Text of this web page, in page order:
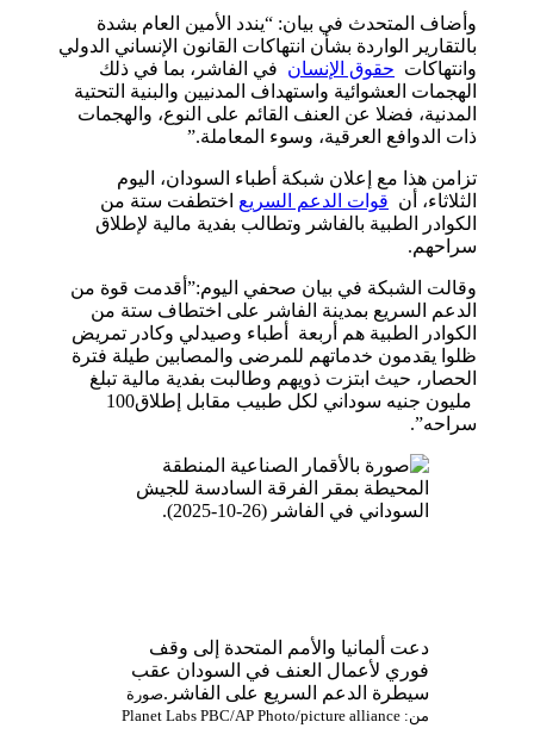
وأضاف المتحدث في بيان: “يندد الأمين العام بشدة
بالتقارير الواردة بشأن انتهاكات القانون الإنساني الدولي
وانتهاكات حقوق الإنسان في الفاشر، بما في ذلك
الهجمات العشوائية واستهداف المدنيين والبنية التحتية
المدنية، فضلا عن العنف القائم على النوع، والهجمات
ذات الدوافع العرقية، وسوء المعاملة.”
تزامن هذا مع إعلان شبكة أطباء السودان، اليوم
الثلاثاء، أن قوات الدعم السريع اختطفت ستة من
الكوادر الطبية بالفاشر وتطالب بفدية مالية لإطلاق
سراحهم.
وقالت الشبكة في بيان صحفي اليوم:”أقدمت قوة من
الدعم السريع بمدينة الفاشر على اختطاف ستة من
الكوادر الطبية هم أربعة أطباء وصيدلي وكادر تمريض
ظلوا يقدمون خدماتهم للمرضى والمصابين طيلة فترة
الحصار، حيث ابتزت ذويهم وطالبت بفدية مالية تبلغ
100مليون جنيه سوداني لكل طبيب مقابل إطلاق
سراحه”.
دعت ألمانيا والأمم المتحدة إلى وقف
فوري لأعمال العنف في السودان عقب
سيطرة الدعم السريع على الفاشر.صورة
من: Planet Labs PBC/AP Photo/picture alliance